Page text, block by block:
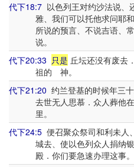
代下18:7 以色列王对约沙法说、
雅、我们可以托他求问耶和
所说的预言、不说吉语、
说。
代下20:33 只是 丘坛还没有废去
祖的 神。
代下21:20 约兰登基的时候年三
去世无人思慕．众人葬他在
里。
代下24:5 便召聚众祭司和利未人
城去、使以色列众人捐纳
殿．你们要急速办理这事。